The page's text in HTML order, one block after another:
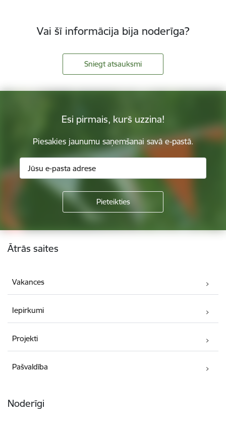
Vai šī informācija bija noderīga?
Sniegt atsauksmi
Esi pirmais, kurš uzzina!
Piesakies jaunumu saņemšanai savā e-pastā.
Kājene
Ātrās saites
Vakances
Iepirkumi
Projekti
Pašvaldība
Noderīgi